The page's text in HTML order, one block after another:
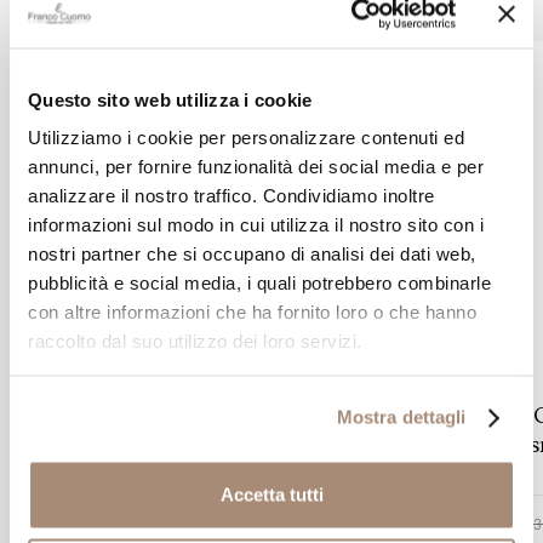
Questo sito web utilizza i cookie
Utilizziamo i cookie per personalizzare contenuti ed
annunci, per fornire funzionalità dei social media e per
analizzare il nostro traffico. Condividiamo inoltre
informazioni sul modo in cui utilizza il nostro sito con i
nostri partner che si occupano di analisi dei dati web,
pubblicità e social media, i quali potrebbero combinarle
con altre informazioni che ha fornito loro o che hanno
raccolto dal suo utilizzo dei loro servizi.
Mostra dettagli
Accetta tutti
Collana Salvini Be Happy in oro
€ 695,00 € 556,00 -20% €